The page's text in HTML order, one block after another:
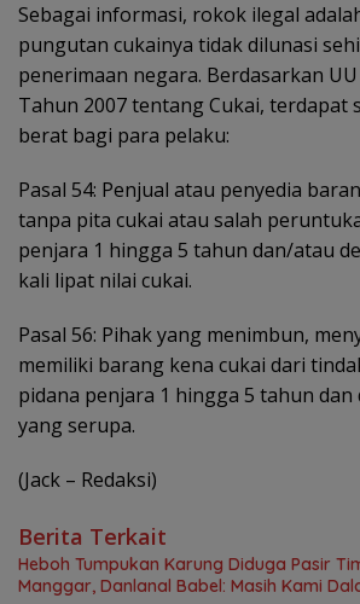
Sebagai informasi, rokok ilegal
pungutan cukainya tidak dilunasi
penerimaan negara. Berdasarkan
Tahun 2007 tentang Cukai, terdapat
berat bagi para pelaku:
Pasal 54: Penjual atau penyedia
tanpa pita cukai atau salah
penjara 1 hingga 5 tahun dan/atau
kali lipat nilai cukai.
Pasal 56: Pihak yang menimbun,
memiliki barang kena cukai dari
pidana penjara 1 hingga 5 tahun dan
yang serupa.
(Jack – Redaksi)
Berita Terkait
Heboh Tumpukan Karung Diduga Pasir
Manggar, Danlanal Babel: Masih Kami